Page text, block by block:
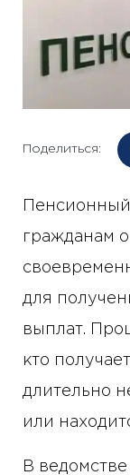
Поделиться:
гражданам
для
выплат.
кто
длительно
или
В